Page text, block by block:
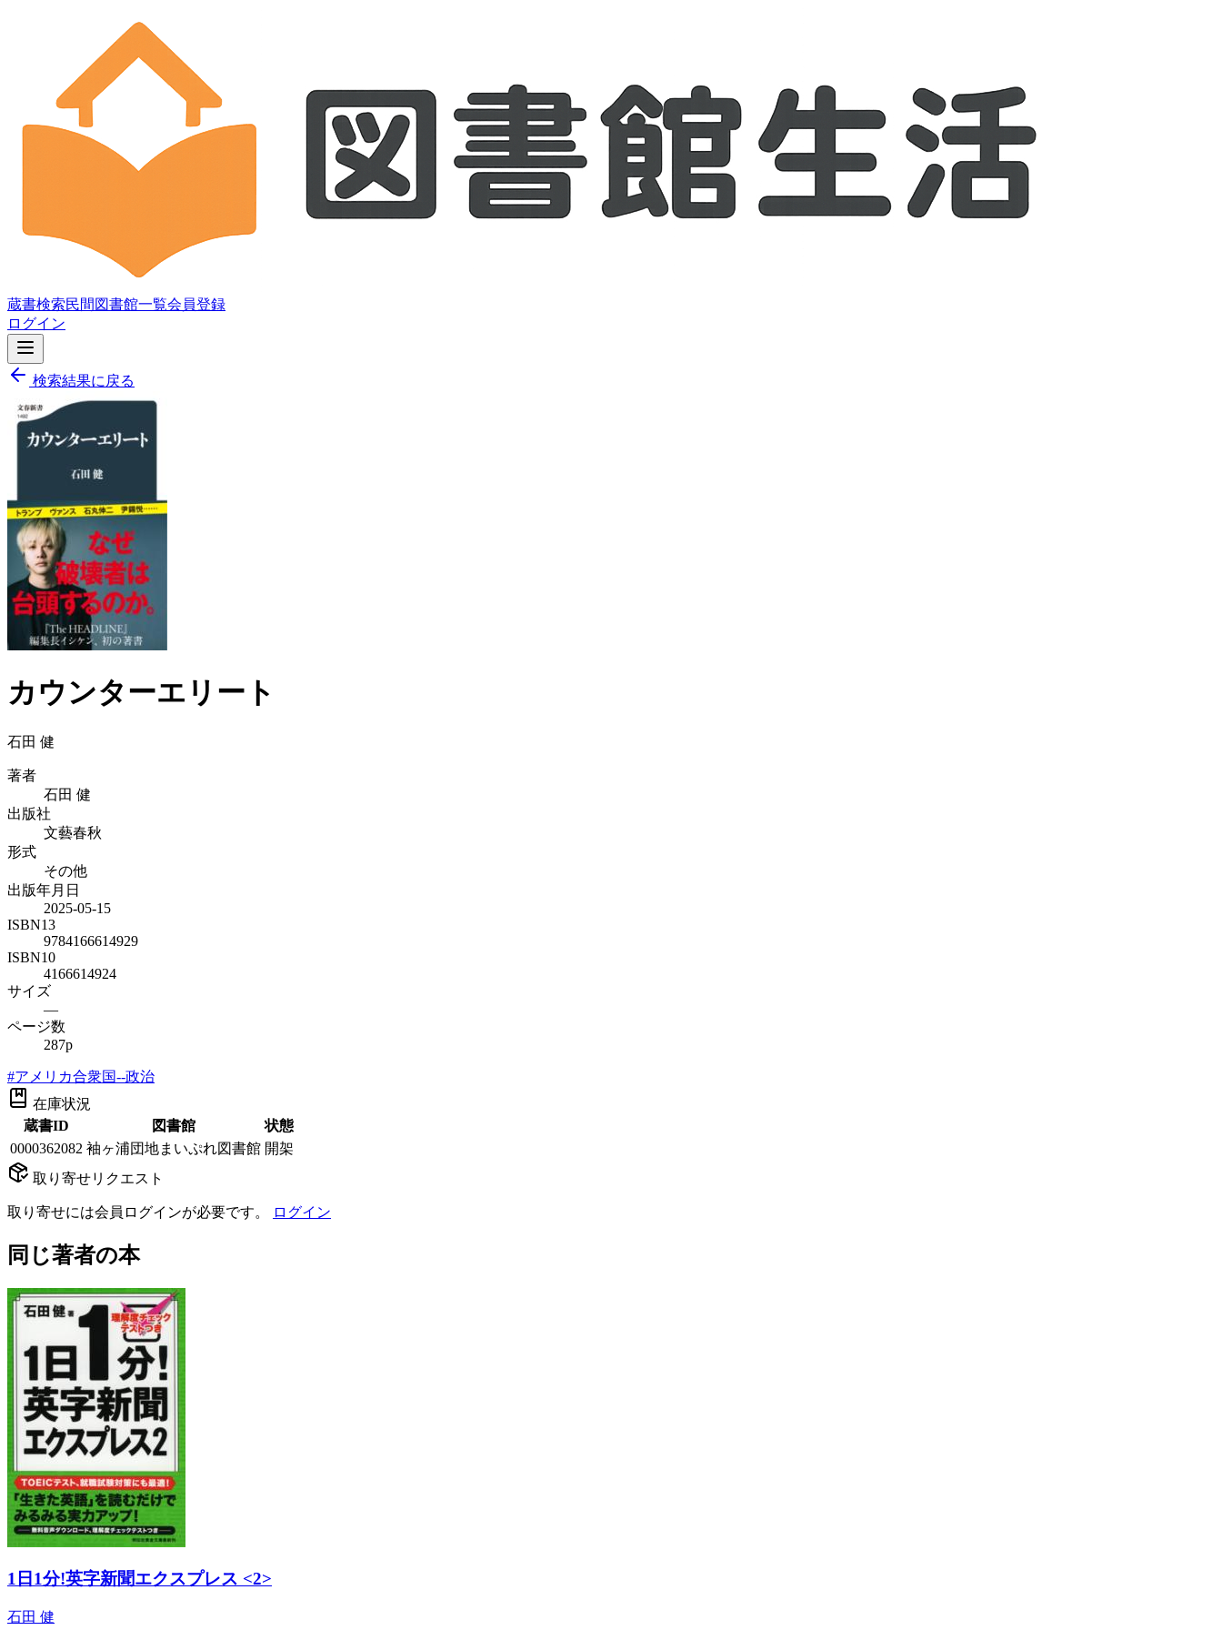
蔵書検索民間図書館一覧会員登録
ログイン
検索結果に戻る
カウンターエリート
石田 健
著者
石田 健
出版社
文藝春秋
形式
その他
出版年月日
2025-05-15
ISBN13
9784166614929
ISBN10
4166614924
サイズ
—
ページ数
287p
#アメリカ合衆国--政治
在庫状況
蔵書ID
図書館
状態
0000362082 袖ヶ浦団地まいぷれ図書館 開架
取り寄せリクエスト
取り寄せには会員ログインが必要です。 ログイン
同じ著者の本
1日1分!英字新聞エクスプレス <2>
石田 健